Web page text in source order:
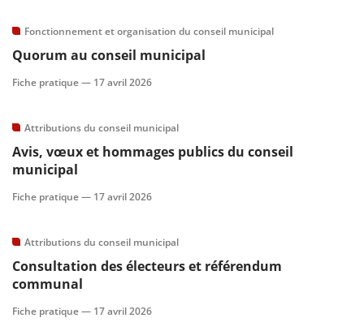
Fonctionnement et organisation du conseil municipal
Quorum au conseil municipal
Fiche pratique — 17 avril 2026
Attributions du conseil municipal
Avis, vœux et hommages publics du conseil
municipal
Fiche pratique — 17 avril 2026
Attributions du conseil municipal
Consultation des électeurs et référendum
communal
Fiche pratique — 17 avril 2026